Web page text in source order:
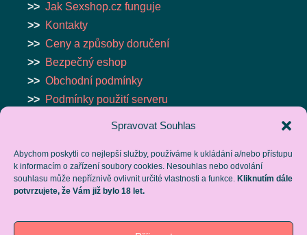
Spravovat Souhlas
Abychom poskytli co nejlepší služby, používáme k ukládání a/nebo přístupu
k informacím o zařízení soubory cookies. Nesouhlas nebo odvolání
souhlasu může nepříznivě ovlivnit určité vlastnosti a funkce. Kliknutím dále
potvrzujete, že Vám již bylo 18 let.
>> Jak Sexshop.cz funguje
>> Kontakty
>> Ceny a způsoby doručení
>> Bezpečný eshop
>> Obchodní podmínky
>> Podmínky použití serveru
>>VIBRÁTORY
>>MASTURBÁTORY
>>ANÁLNÍ POMŮCKY
LUBRIKAČNÍ GELY